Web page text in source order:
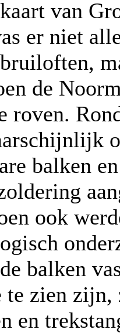
van
er niet
de
roven.
balken
ook
balken
te zien zijn,
en